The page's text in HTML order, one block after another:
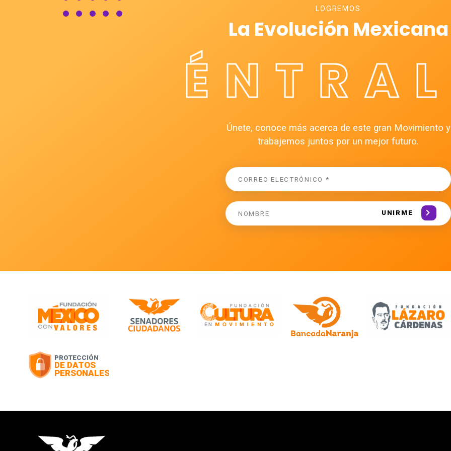
LOGREMOS
La Evolución Mexicana
Únete, conoce más acerca de este gran Movimiento y
trabajemos juntos por un mejor futuro.
UNIRME